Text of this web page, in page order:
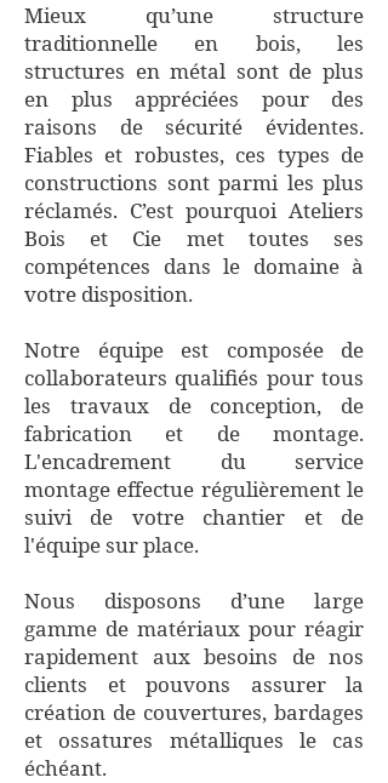
Mieux qu’une structure
traditionnelle en bois, les
structures en métal sont de plus
en plus appréciées pour des
raisons de sécurité évidentes.
Fiables et robustes, ces types de
constructions sont parmi les plus
réclamés. C’est pourquoi Ateliers
Bois et Cie met toutes ses
compétences dans le domaine à
votre disposition.
Notre équipe est composée de
collaborateurs qualifiés pour tous
les travaux de conception, de
fabrication et de montage.
L'encadrement du service
montage effectue régulièrement le
suivi de votre chantier et de
l'équipe sur place.
Nous disposons d’une large
gamme de matériaux pour réagir
rapidement aux besoins de nos
clients et pouvons assurer la
création de couvertures, bardages
et ossatures métalliques le cas
échéant.